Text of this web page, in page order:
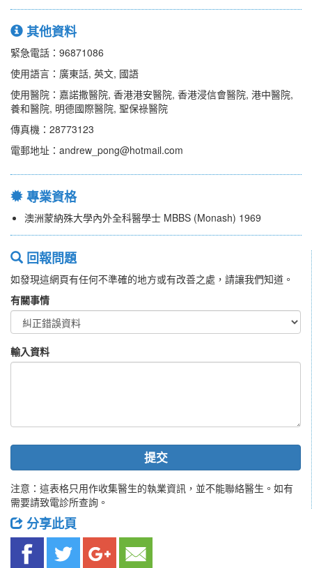
其他資料
緊急電話：96871086
使用語言：廣東話, 英文, 國語
使用醫院：嘉諾撒醫院, 香港港安醫院, 香港浸信會醫院, 港中醫院,
養和醫院, 明德國際醫院, 聖保祿醫院
傳真機：28773123
電郵地址：andrew_pong@hotmail.com
專業資格
澳洲蒙納殊大學內外全科醫學士 MBBS (Monash) 1969
回報問題
如發現這網頁有任何不準確的地方或有改善之處，請讓我們知道。
有關事情
輸入資料
提交
注意：這表格只用作收集醫生的執業資訊，並不能聯絡醫生。如有
需要請致電診所查詢。
分享此頁